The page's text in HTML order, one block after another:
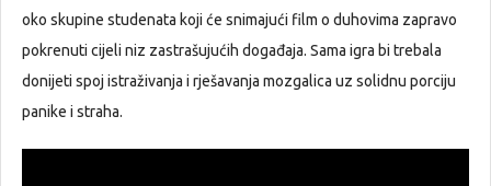
oko skupine studenata koji će snimajući film o duhovima zapravo
pokrenuti cijeli niz zastrašujućih događaja. Sama igra bi trebala
donijeti spoj istraživanja i rješavanja mozgalica uz solidnu porciju
panike i straha.